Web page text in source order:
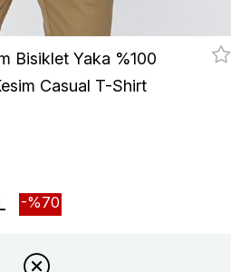
Bisiklet Yaka %100
Casual T-Shirt
70